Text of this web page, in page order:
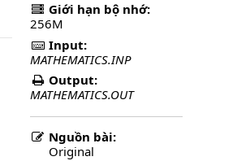
Giới hạn bộ nhớ:
256M
Input:
MATHEMATICS.INP
Output:
MATHEMATICS.OUT
Nguồn bài:
Original